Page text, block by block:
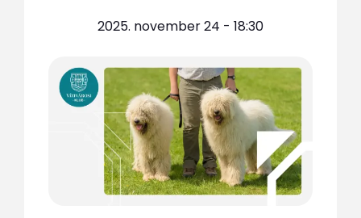
2025. november 24 - 18:30